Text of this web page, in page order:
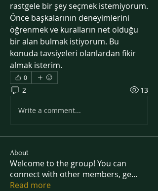
rastgele bir şey seçmek istemiyorum.
Önce başkalarının deneyimlerini
öğrenmek ve kuralların net olduğu
bir alan bulmak istiyorum. Bu
konuda tavsiyeleri olanlardan fikir
almak isterim.
0
2 13
Write a comment...
About
Welcome to the group! You can
connect with other members, ge...
Read more